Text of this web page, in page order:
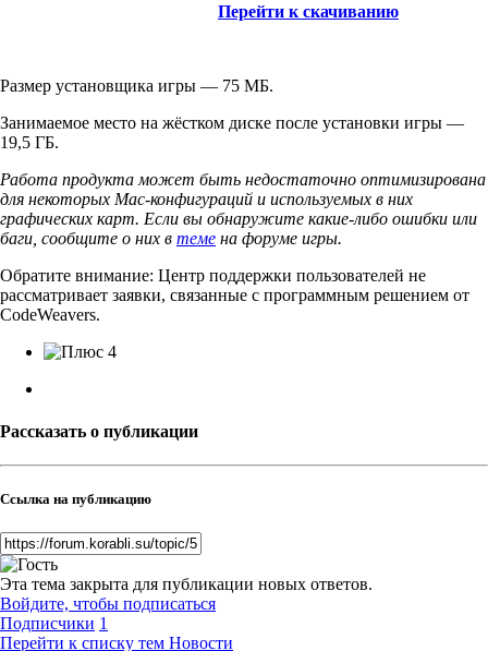
Перейти к скачиванию
Размер установщика игры — 75 МБ.
Занимаемое место на жёстком диске после установки игры —
19,5 ГБ.
Работа продукта может быть недостаточно оптимизирована
для некоторых Mac-конфигураций и используемых в них
графических карт. Если вы обнаружите какие-либо ошибки или
баги, сообщите о них в теме на форуме игры.
Обратите внимание: Центр поддержки пользователей не
рассматривает заявки, связанные с программным решением от
CodeWeavers.
4
Рассказать о публикации
Ссылка на публикацию
Эта тема закрыта для публикации новых ответов.
Войдите, чтобы подписаться
Подписчики 1
Перейти к списку тем Новости